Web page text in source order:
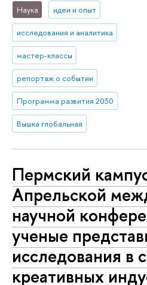
Наука идеи и опыт
исследования и аналитика
мастер-классы
репортаж о событии
Программа развития 2030
Вышка глобальная
Пермский
Апрельской
научной
ученые
исследования в
креативных